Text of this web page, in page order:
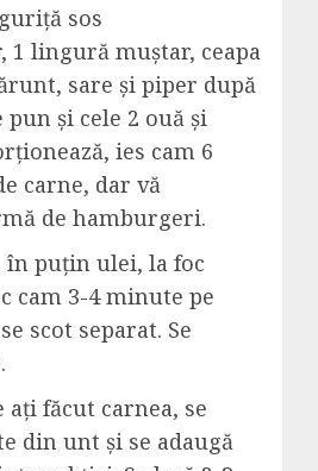
sos
1 lingură muștar, ceapa
sare și piper după
pun și cele 2 ouă și
ies cam 6
carne, dar vă
de hamburgeri.
în puțin ulei, la foc
cam 3-4 minute pe
scot separat. Se
făcut carnea, se
din unt și se adaugă